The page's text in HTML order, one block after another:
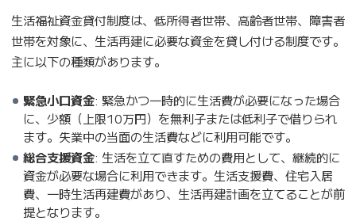
生活福祉資金貸付制度は、低所得者世帯、高齢者世帯、障害者
世帯を対象に、生活再建に必要な資金を貸し付ける制度です。
主に以下の種類があります。
緊急小口資金: 緊急かつ一時的に生活費が必要になった場合
に、少額（上限10万円）を無利子または低利子で借りられ
ます。失業中の当面の生活費などに利用可能です。
総合支援資金: 生活を立て直すための費用として、継続的に
資金が必要な場合に利用できます。生活支援費、住宅入居
費、一時生活再建費があり、生活再建計画を立てることが前
提となります。